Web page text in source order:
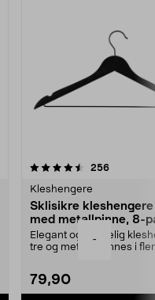
-
256
Kleshengere
Sklisikre
med metallpinne, 8-
Elegant og skikkelig
tre og metall – finnes i
79,90
4.5av 5 stjerner